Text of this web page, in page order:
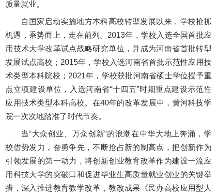
质量就业。
自国家启动实施地方本科高校转型发展以来，学校抢抓
机遇，乘势而上，走在前列。2013年，学校入选全国首批应
用技术大学改革试点战略研究单位，并成为河南省首批转型
发展试点高校；2015年，学校入选河南省首批示范性应用技
术类型本科院校；2021年，学校获批河南省硕士学位授予重
点立项建设单位，入选河南省“十四五”时期重点建设示范性
应用技术类型本科高校。在40年的改革发展中，黄河科技学
院一次次地踏准了时代节奏。
当“大众创业、万众创新”的浪潮在中华大地上奔涌，学
校借势发力，奋勇争先，不断抢占新的制高点，把创新作为
引领发展的第一动力，将创新创业教育改革作为建设一流应
用科技大学的突破口和促进毕业生高质量就业创业的关键举
措，深入推进教育教学改革，教改成果《民办高校应用型人